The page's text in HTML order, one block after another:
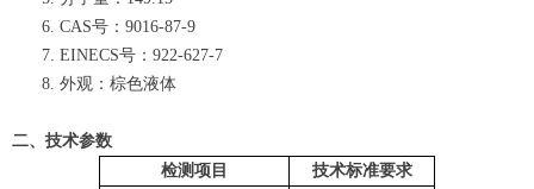
CAS号：9016-87-9
EINECS号：922-627-7
外观：棕色液体
二、技术参数
检测项目
技术标准要求